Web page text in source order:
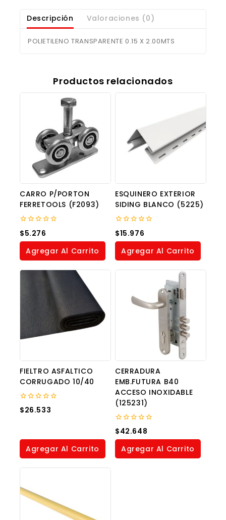
Descripción Valoraciones (0)
POLIETILENO TRANSPARENTE 0.15 X 2.00MTS
Productos relacionados
CARRO P/PORTON
FERRETOOLS (F2093)
0
out
of
$5.276
Agregar Al Carrito
ESQUINERO EXTERIOR
SIDING BLANCO (5225)
0
out
of
$15.976
Agregar Al Carrito
FIELTRO ASFALTICO
CORRUGADO 10/40
0
out
$26.533
Agregar Al Carrito
CERRADURA
EMB.FUTURA B40
ACCESO INOXIDABLE
(125231)
0
out
of
$42.648
Agregar Al Carrito